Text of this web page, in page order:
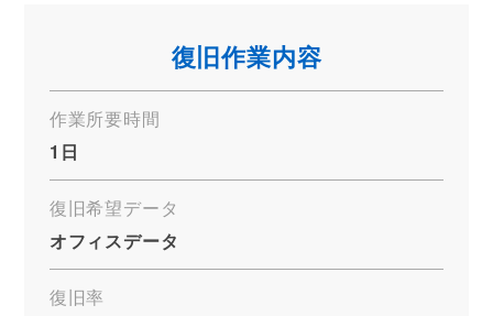
復旧作業内容
作業所要時間
1日
復旧希望データ
オフィスデータ
復旧率